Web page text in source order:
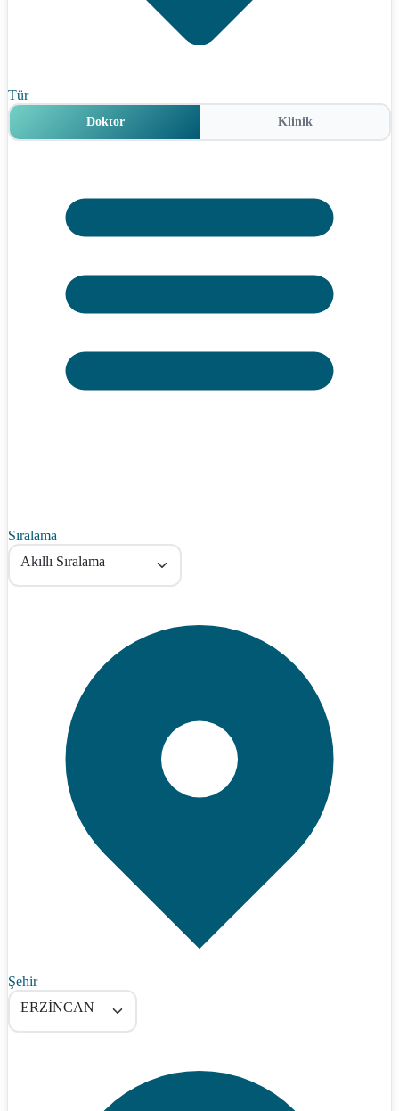
Tür
Doktor Klinik
Sıralama
Akıllı Sıralama
Şehir
ERZİNCAN